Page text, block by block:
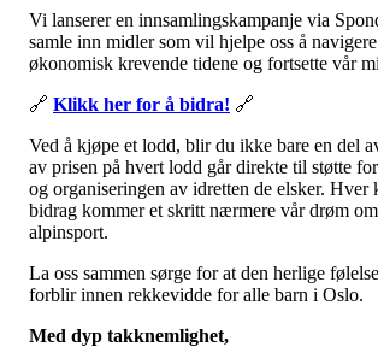
Vi lanserer en innsamlingskampanje via
samle inn midler som vil hjelpe oss å
økonomisk krevende tidene og fortsette vår
🔗 Klikk her for å bidra! 🔗
Ved å kjøpe et lodd, blir du ikke bare en del
av prisen på hvert lodd går direkte til støtte
og organiseringen av idretten de elsker. Hver
bidrag kommer et skritt nærmere vår drøm
alpinsport.
La oss sammen sørge for at den herlige
forblir innen rekkevidde for alle barn i Oslo.
Med dyp takknemlighet,